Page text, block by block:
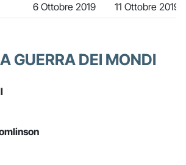
6 Ottobre 2019 11 Ottobre 2019
GUERRA DEI MONDI